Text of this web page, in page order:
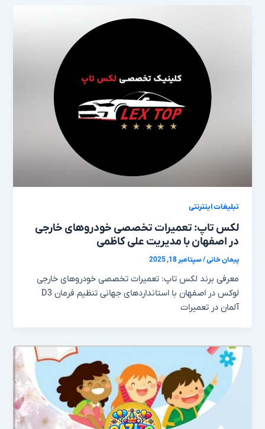
تبلیغات اینترنتی
لکس تاپ: تعمیرات تخصصی خودروهای خارجی
در اصفهان با مدیریت علی کاظمی
پیمان خانی/سپتامبر 18, 2025
معرفی برند لکس تاپ: تعمیرات تخصصی خودروهای خارجی
لوکس در اصفهان با استانداردهای جهانی تنظیم فرمان D3
آلمان در‌ تعمیرات